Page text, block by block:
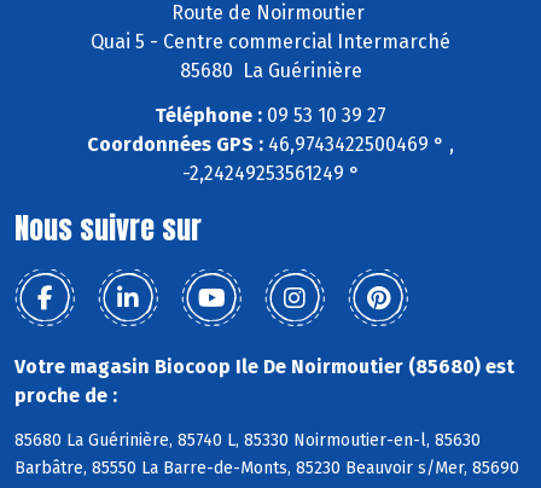
Route de Noirmoutier
Quai 5 - Centre commercial Intermarché
85680 La Guérinière
Téléphone : 09 53 10 39 27
Coordonnées GPS : 46,9743422500469 ° ,
-2,24249253561249 °
Nous suivre sur
Votre magasin Biocoop Ile De Noirmoutier (85680) est
proche de :
85680 La Guérinière, 85740 L, 85330 Noirmoutier-en-l, 85630
Barbâtre, 85550 La Barre-de-Monts, 85230 Beauvoir s/Mer, 85690